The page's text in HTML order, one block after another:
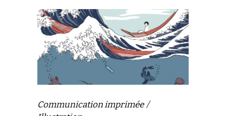
Communication imprimée